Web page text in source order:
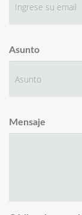
Asunto
Mensaje